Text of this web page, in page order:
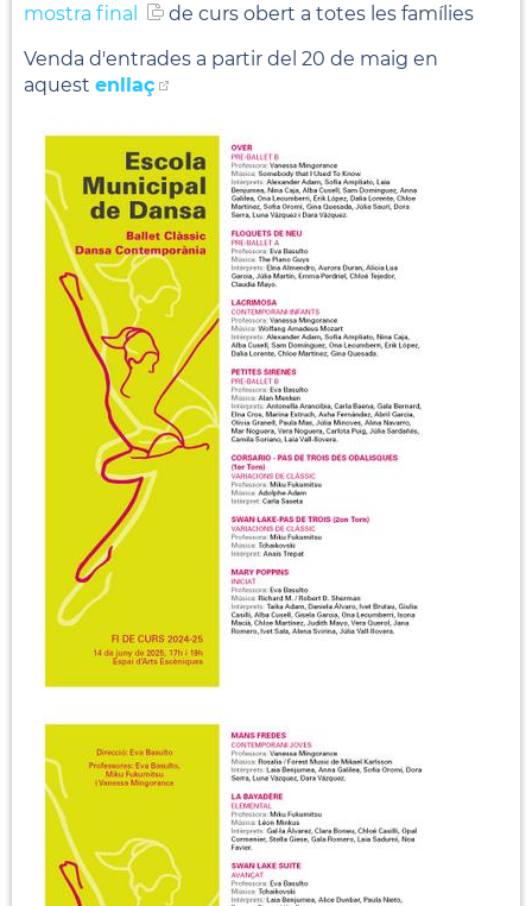
mostra final
de curs obert a totes les famílies
Venda d'entrades a partir del 20 de maig en
aquest enllaç